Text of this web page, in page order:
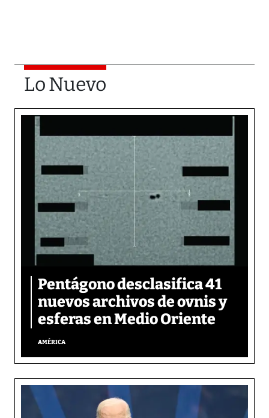
Lo Nuevo
Pentágono desclasifica 41
nuevos archivos de ovnis y
esferas en Medio Oriente
AMÉRICA